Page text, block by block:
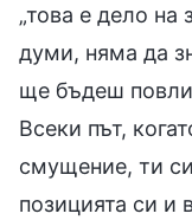
„това е дело на
думи, няма да
ще бъдеш
Всеки път,
смущение, ти
позицията си и